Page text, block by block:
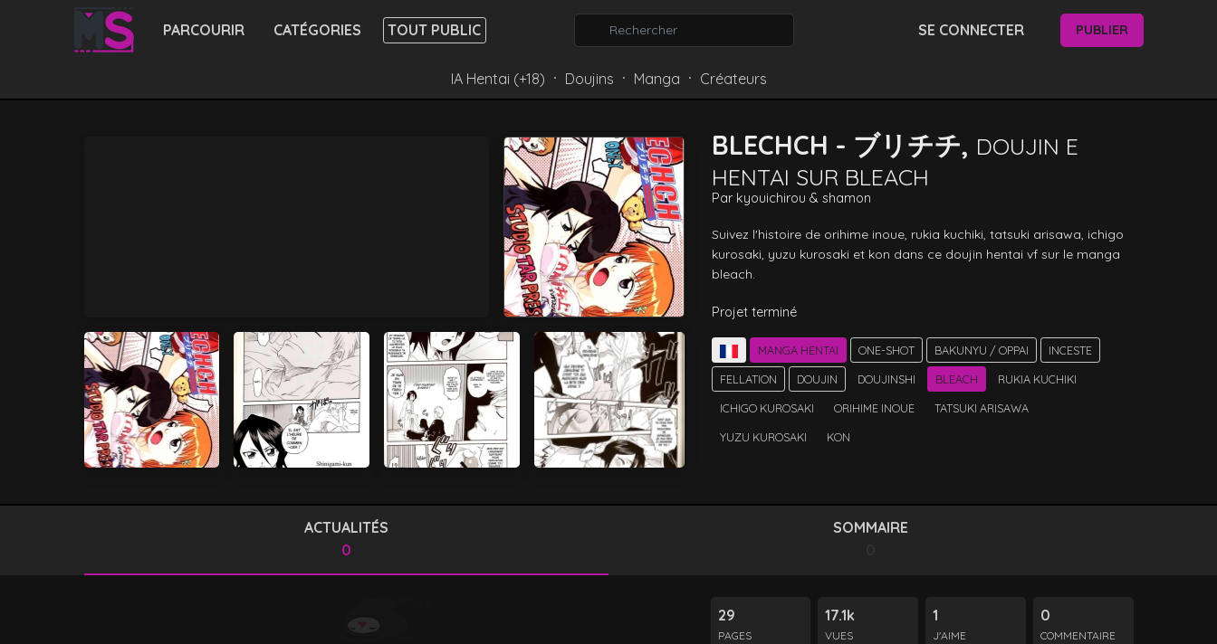
PARCOURIR CATÉGORIES TOUT PUBLIC SE CONNECTER PUBLIER
IA Hentai (+18) ⸱ Doujins ⸱ Manga ⸱ Créateurs
BLECHCH - ブリチチ, DOUJIN E
HENTAI SUR BLEACH
Par kyouichirou &shamon
Suivez l'histoire de orihime inoue, rukia kuchiki, tatsuki arisawa, ichigo
kurosaki, yuzu kurosaki et kon dans ce doujin hentai vf sur le manga
bleach.
Projet terminé
MANGA HENTAI ONE-SHOT BAKUNYU / OPPAI INCESTE
FELLATION DOUJIN DOUJINSHI BLEACH
RUKIA KUCHIKI
ICHIGO KUROSAKI
ORIHIME INOUE
TATSUKI ARISAWA
YUZU KUROSAKI
KON
ACTUALITÉS
0
SOMMAIRE
29
PAGES
17.1k
VUES
1
J'AIME
0
COMMENTAIRE